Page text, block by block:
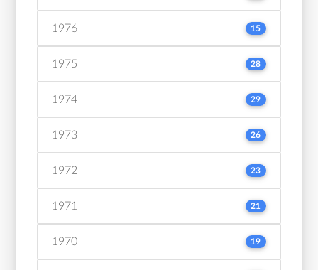
1976 15
1975 28
1974 29
1973 26
1972 23
1971 21
1970 19